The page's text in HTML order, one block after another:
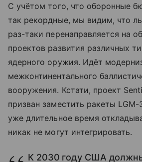
С учётом того, что оборонные
так рекордные, мы видим, что
раз-таки перенаправляется на
проектов развития различных
ядерного оружия. Идёт
межконтинентального
вооружения. Кстати, проект
призван заместить ракеты LGM-
уже длительное время
никак не могут интегрировать.
К 2030 году США